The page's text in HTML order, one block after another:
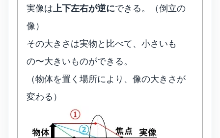
実像は 上下左右が逆にできる。（倒立の
像）
その大きさは実物と比べて、小さいも
の〜大きいものができる。
（物体を置く場所により、像の大きさが
変わる）